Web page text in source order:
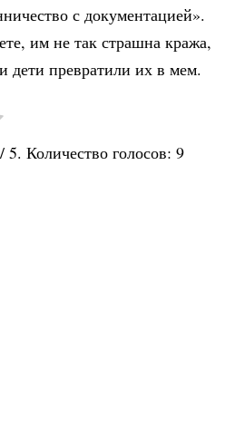
с документацией».
им не так страшна кража,
дети превратили их в мем.
/ 5. Количество голосов:9